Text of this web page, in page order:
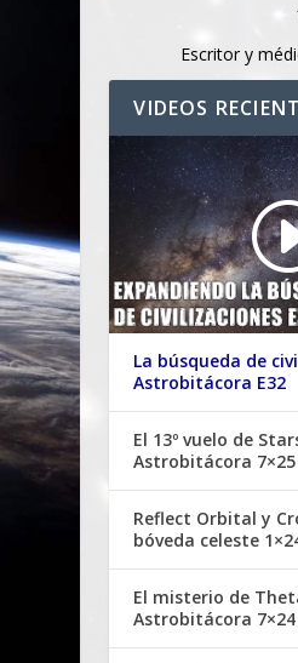
Escritor y
VIDEOS
La búsqueda de
Astrobitácora E32
El 13º vuelo de
Astrobitácora 7×25
Reflect Orbital y
bóveda celeste
El misterio de
Astrobitácora 7×24